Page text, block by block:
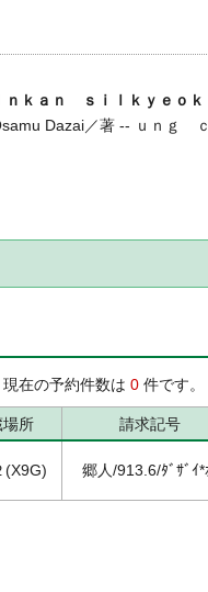
ｎｋａｎ ｓｉｌｋｙｅｏｋ
Dazai／著 -- ｕｎｇ
在の予約件数は 0 件です。
場所 請求記号
(X9G) 郷人/913.6/ﾀﾞｻﾞｲ*